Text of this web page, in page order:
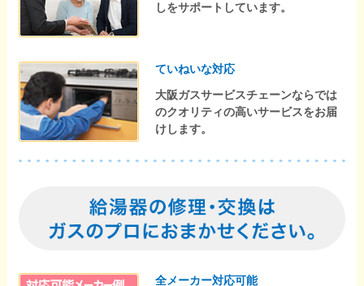
しをサポートしています。
ていねいな対応
大阪ガスサービスチェーンならでは
のクオリティの高いサービスをお届
けします。
全メーカー対応可能